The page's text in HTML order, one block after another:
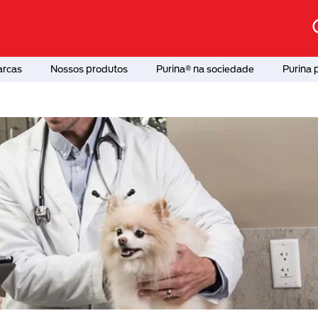
Nossos produtos Purina® na sociedade Purina